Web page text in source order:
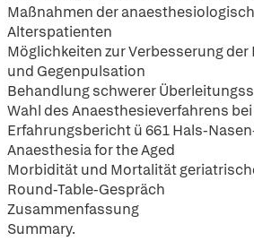
Maßnahmen der
Alterspatienten
Möglichkeiten zur Verbesserung
und Gegenpulsation
Behandlung schwerer
Wahl des Anaesthesieverfahrens
Erfahrungsbericht ü 661 Hals-
Anaesthesia for the Aged
Morbidität und Mortalität
Round-Table-Gespräch
Zusammenfassung
Summary.